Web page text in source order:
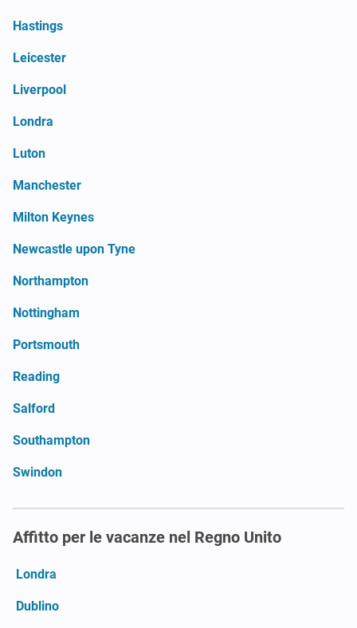
Hastings
Leicester
Liverpool
Londra
Luton
Manchester
Milton Keynes
Newcastle upon Tyne
Northampton
Nottingham
Portsmouth
Reading
Salford
Southampton
Swindon
Affitto per le vacanze nel Regno Unito
Londra
Dublino